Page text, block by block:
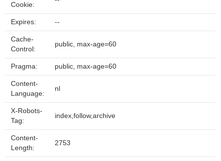
Cookie:
Expires: --
Cache-
Control:
public, max-age=60
Pragma: public, max-age=60
Content-
Language:
nl
X-Robots-
Tag:
index,follow,archive
Content-
Length:
2753